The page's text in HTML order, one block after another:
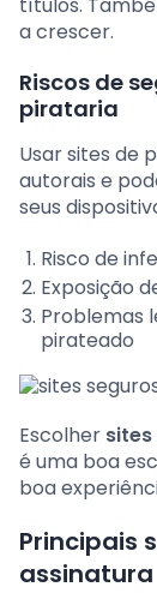
títulos.
a crescer.
Riscos de
pirataria
Usar sites de
autorais e
seus
Risco de
Exposição
Problemas
pirateado
Escolher
é uma boa
boa
Principais
assinatura